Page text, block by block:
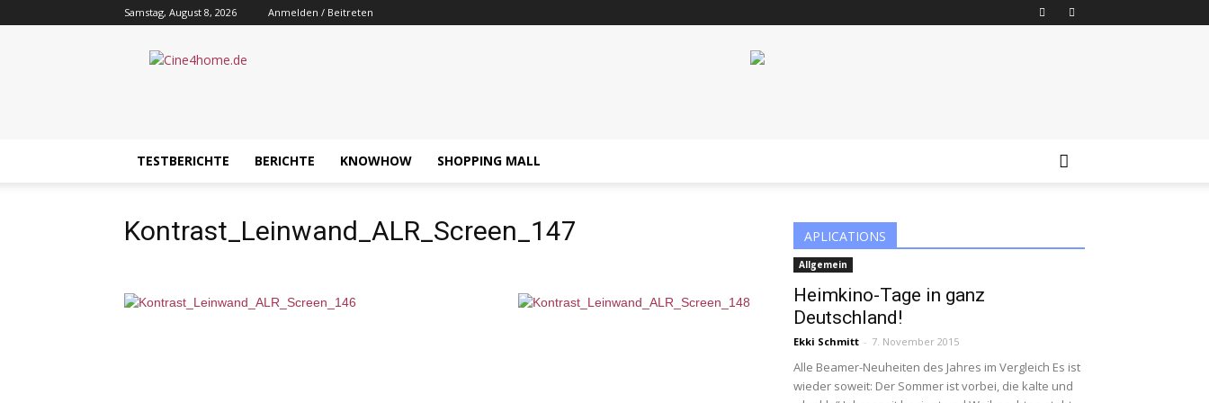
Samstag, August 8, 2026 Anmelden / Beitreten
Cine4home.de
TESTBERICHTE BERICHTE KNOWHOW SHOPPING MALL
Kontrast_Leinwand_ALR_Screen_147 APLICATIONS
Allgemein
Heimkino-Tage in ganz
Deutschland!
Ekki Schmitt - 7. November 2015
Alle Beamer-Neuheiten des Jahres im Vergleich Es ist
wieder soweit: Der Sommer ist vorbei, die kalte und